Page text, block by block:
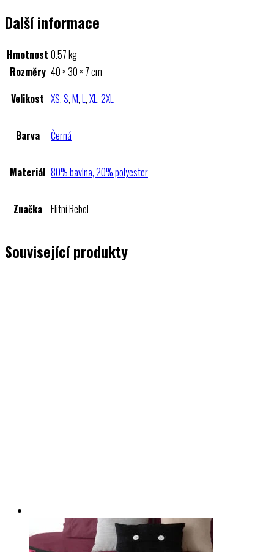
Další informace
Hmotnost 0.57 kg
Rozměry 40 × 30 × 7 cm
Velikost XS,S,M,L,XL,2XL
Barva Černá
Materiál 80% bavlna, 20% polyester
Značka Elitní Rebel
Související produkty